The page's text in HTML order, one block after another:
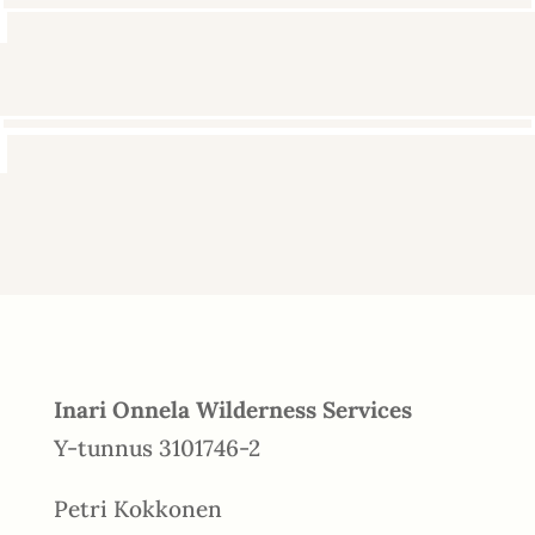
Inari Onnela Wilderness Services
Y-tunnus 3101746-2
Petri Kokkonen